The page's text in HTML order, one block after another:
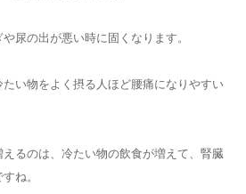
尿の出が悪い時に固くなります。
い物をよく摂る人ほど腰痛になりやすい
るのは、冷たい物の飲食が増えて、腎臓
ね。